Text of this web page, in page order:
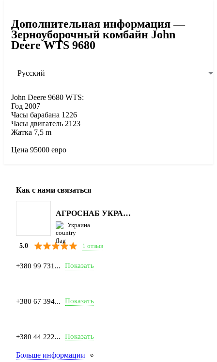
Дополнительная информация —
Зерноуборочный комбайн John
Deere WTS 9680
Русский
John Deere 9680 WTS:
Год 2007
Часы барабана 1226
Часы двигатель 2123
Жатка 7,5 m
Цена 95000 евро
Как с нами связаться
АГРОСНАБ УКРАЇНА
Украина
5.0 1 отзыв
+380 99 731... Показать
+380 67 394... Показать
+380 44 222... Показать
Больше информации